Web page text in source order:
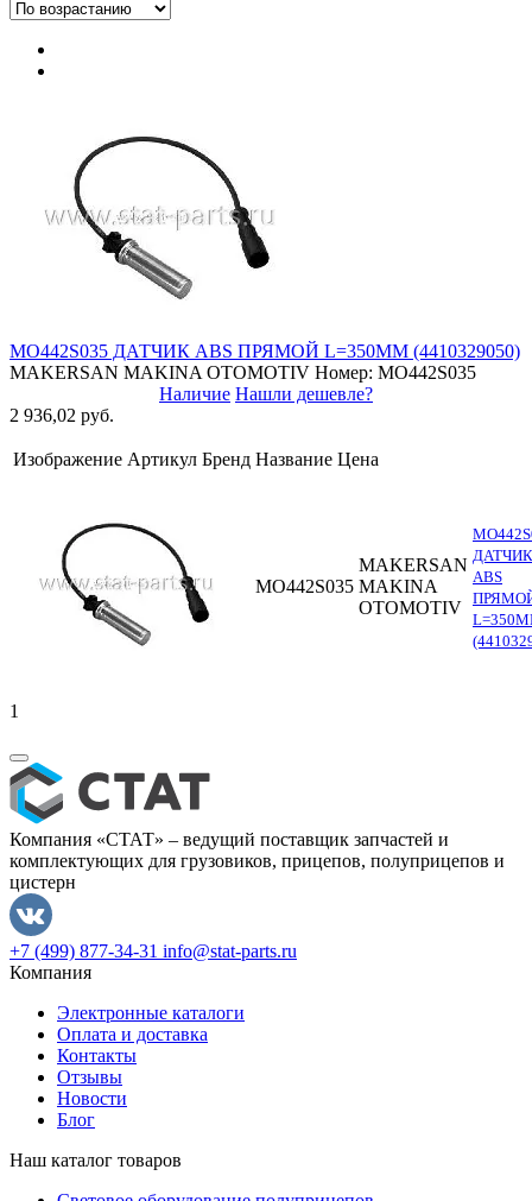
MO442S035 ДАТЧИК ABS ПРЯМОЙ L=350MM (4410329050)
MAKERSAN MAKINA OTOMOTIV Номер: MO442S035
Наличие Нашли дешевле?
2 936,02 руб.
Изображение Артикул Бренд Название Цена
MO442S035
MAKERSAN
MAKINA
OTOMOTIV
ДАТЧИК
ABS
1
Компания «СТАТ» – ведущий поставщик запчастей и
комплектующих для грузовиков, прицепов, полуприцепов и
цистерн
+7 (499) 877-34-31 info@stat-parts.ru
Компания
Электронные каталоги
Оплата и доставка
Контакты
Отзывы
Новости
Блог
Наш каталог товаров